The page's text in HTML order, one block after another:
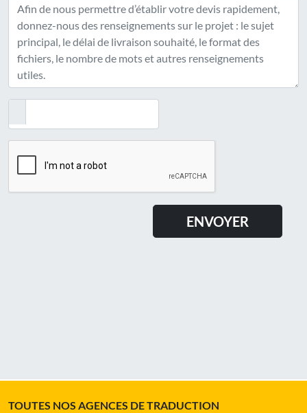
TOUTES NOS AGENCES DE TRADUCTION